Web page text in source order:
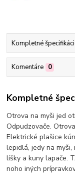
Kompletné
Komentáre 0
Kompletné
Otrova na myši jed
Odpudzovače.
Elektrické plašice
lepidlá, jedy na
líšky a kuny lapače.
noho iných